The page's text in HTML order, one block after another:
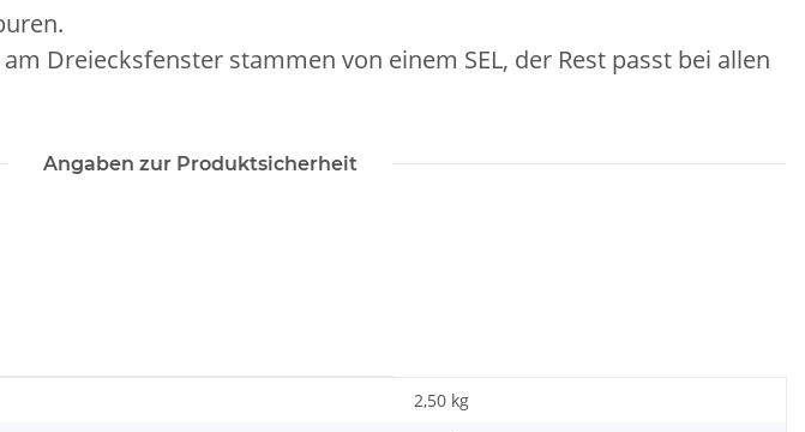
Dreiecksfenster stammen von einem SEL, der Rest passt bei allen
Angaben zur Produktsicherheit
2,50 kg